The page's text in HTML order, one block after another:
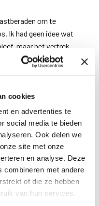
cookies
en advertenties te
social media te bieden
Ook delen we
site met onze
en analyse. Deze
combineren met andere
of die ze hebben
van hun services.
om te
Ik had geen idee wat
maar het vertrek
terug kon naar
betuigen voor de
werden?
omdat ik niet
van een
collega’s, waardoor ik
te blijven, vooral in